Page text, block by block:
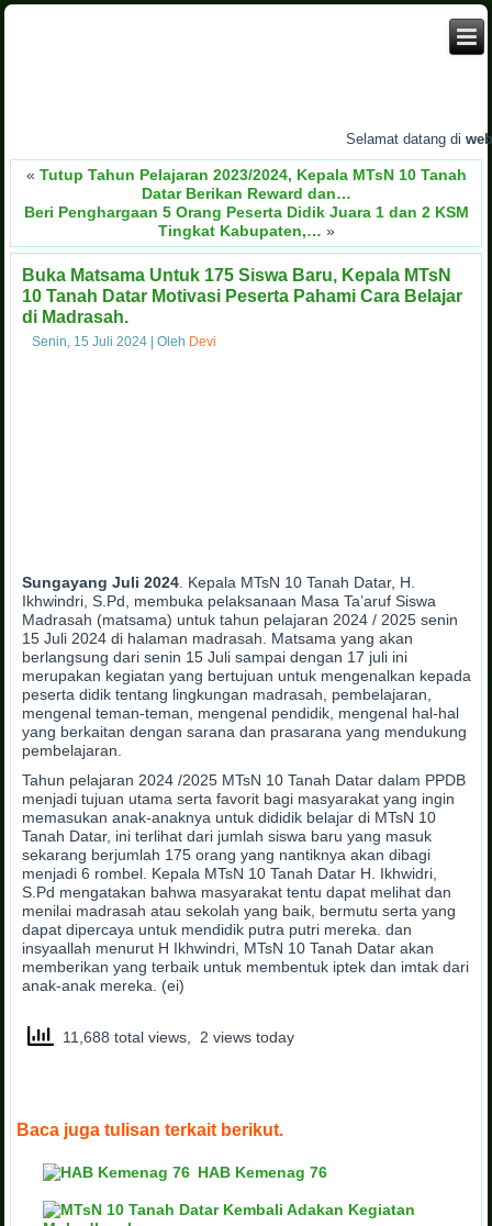
Selamat datang di
« Tutup Tahun Pelajaran 2023/2024, Kepala MTsN 10 Tanah
Datar Berikan Reward dan…
Beri Penghargaan 5 Orang Peserta Didik Juara 1 dan 2 KSM
Tingkat Kabupaten,… »
Buka Matsama Untuk 175 Siswa Baru, Kepala MTsN
10 Tanah Datar Motivasi Peserta Pahami Cara Belajar
di Madrasah.
Senin, 15 Juli 2024 |Oleh Devi
Sungayang Juli 2024. Kepala MTsN 10 Tanah Datar, H.
Ikhwindri, S.Pd, membuka pelaksanaan Masa Ta’aruf Siswa
Madrasah (matsama) untuk tahun pelajaran 2024 / 2025 senin
15 Juli 2024 di halaman madrasah. Matsama yang akan
berlangsung dari senin 15 Juli sampai dengan 17 juli ini
merupakan kegiatan yang bertujuan untuk mengenalkan kepada
peserta didik tentang lingkungan madrasah, pembelajaran,
mengenal teman-teman, mengenal pendidik, mengenal hal-hal
yang berkaitan dengan sarana dan prasarana yang mendukung
pembelajaran.
Tahun pelajaran 2024 /2025 MTsN 10 Tanah Datar dalam PPDB
menjadi tujuan utama serta favorit bagi masyarakat yang ingin
memasukan anak-anaknya untuk dididik belajar di MTsN 10
Tanah Datar, ini terlihat dari jumlah siswa baru yang masuk
sekarang berjumlah 175 orang yang nantiknya akan dibagi
menjadi 6 rombel. Kepala MTsN 10 Tanah Datar H. Ikhwidri,
S.Pd mengatakan bahwa masyarakat tentu dapat melihat dan
menilai madrasah atau sekolah yang baik, bermutu serta yang
dapat dipercaya untuk mendidik putra putri mereka. dan
insyaallah menurut H Ikhwindri, MTsN 10 Tanah Datar akan
memberikan yang terbaik untuk membentuk iptek dan imtak dari
anak-anak mereka. (ei)
11,688 total views, 2 views today
Baca juga tulisan terkait berikut.
HAB Kemenag 76